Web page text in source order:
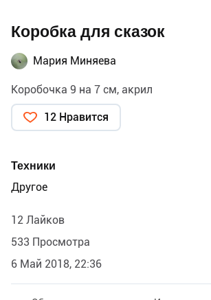
Коробка для сказок
Мария Миняева
Коробочка 9 на 7 см, акрил
12 Нравится
Техники
Другое
12 Лайков
533 Просмотра
6 Май 2018, 22:36